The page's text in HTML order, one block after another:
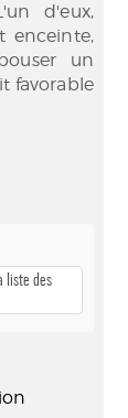
d'eux,
enceinte,
un
favorable
liste des